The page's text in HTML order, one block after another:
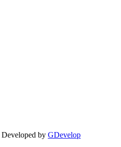
Developed by GDevelop